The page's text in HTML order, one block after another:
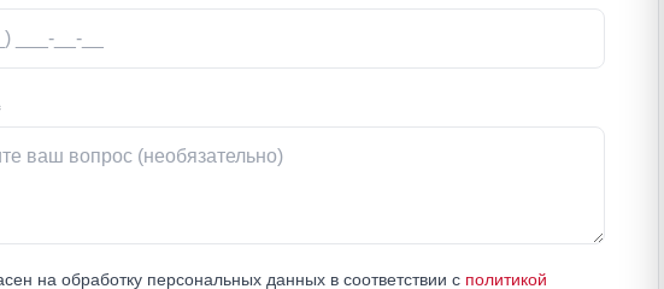
на обработку персональных данных в соответствии с политикой